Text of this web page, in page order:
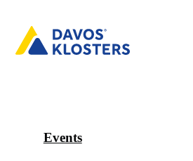
Events